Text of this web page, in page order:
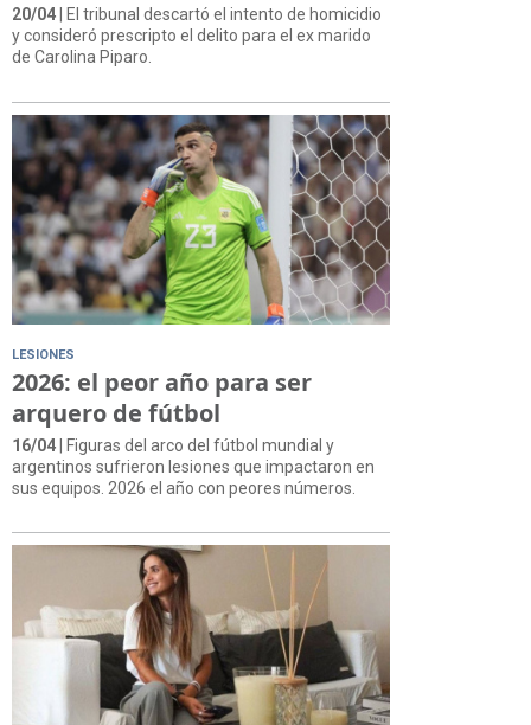
20/04 | El tribunal descartó el intento de homicidio
y consideró prescripto el delito para el ex marido
de Carolina Piparo.
LESIONES
2026: el peor año para ser
arquero de fútbol
16/04| Figuras del arco del fútbol mundial y
argentinos sufrieron lesiones que impactaron en
sus equipos. 2026 el año con peores números.